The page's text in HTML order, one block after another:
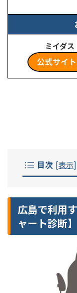
ミイダス
目次 [表示]
広島で利用
ャート診断】